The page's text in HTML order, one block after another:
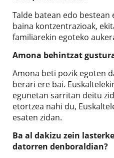
Talde batean edo bestean
baina kontzentrazioak,
familiarekin egoteko
Amona behintzat
Amona beti pozik egoten
berari ere bai.
egunetan sarritan deitu
etortzea nahi du,
esaten zidan.
Ba al dakizu zein
datorren denboraldian?